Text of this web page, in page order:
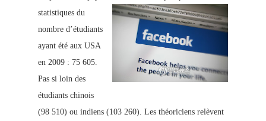
statistiques du
nombre d’étudiants
ayant été aux USA
en 2009 : 75 605.
Pas si loin des
étudiants chinois
(98 510) ou indiens (103 260). Les théoriciens relèvent